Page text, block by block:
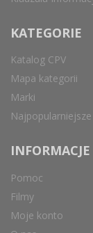
KATEGORIE
Katalog CPV
Mapa kategorii
Marki
INFORMACJE
Pomoc
Filmy
Moje konto